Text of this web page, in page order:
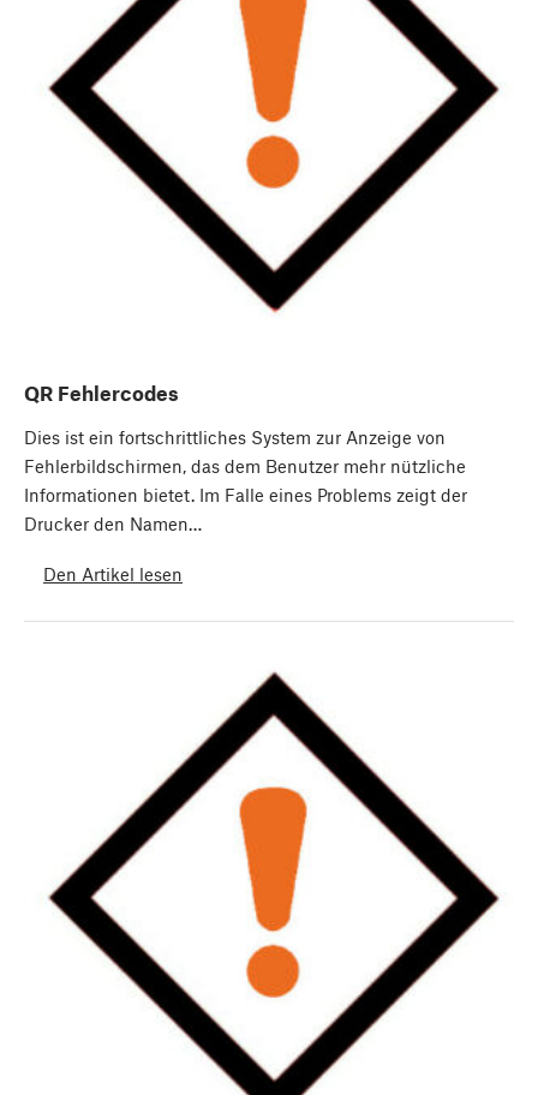
QR Fehlercodes
Dies ist ein fortschrittliches System zur Anzeige von
Fehlerbildschirmen, das dem Benutzer mehr nützliche
Informationen bietet. Im Falle eines Problems zeigt der
Drucker den Namen…
Den Artikel lesen